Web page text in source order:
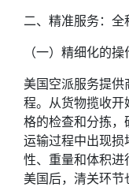
二、精准服务：
（一）精细化的
美国空派服务提
程。从货物揽收开
格的检查和分拣，
运输过程中出现
性、重量和体积进
美国后，清关环节